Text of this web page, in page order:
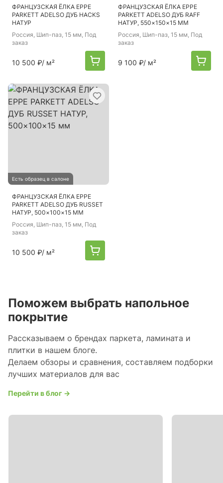
ФРАНЦУЗСКАЯ ЁЛКА EPPE
PARKETT ADELSO ДУБ HACKS
НАТУР
Россия, Шип-паз, 15 мм, Под
заказ
10 500 ₽/ м²
ФРАНЦУЗСКАЯ ЁЛКА EPPE
PARKETT ADELSO ДУБ RAFF
НАТУР, 550×150×15 ММ
Россия, Шип-паз, 15 мм, Под
заказ
9 100 ₽/ м²
Есть образец в салоне
ФРАНЦУЗСКАЯ ЁЛКА EPPE
PARKETT ADELSO ДУБ RUSSET
НАТУР, 500×100×15 ММ
Россия, Шип-паз, 15 мм, Под
заказ
10 500 ₽/ м²
Поможем выбрать напольное
покрытие
Рассказываем о брендах паркета, ламината и
плитки в нашем блоге.
Делаем обзоры и сравнения, составляем подборки
лучших материалов для вас
Перейти в блог →